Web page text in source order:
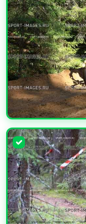
УВЕЛИЧИТЬ